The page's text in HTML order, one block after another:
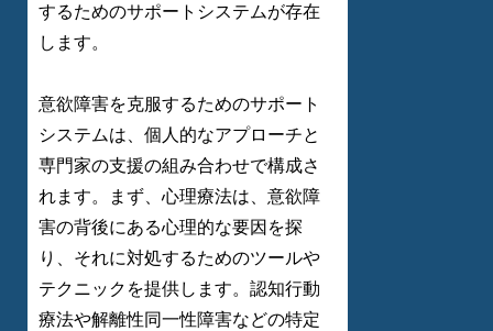
するためのサポートシステムが存在
します。
意欲障害を克服するためのサポート
システムは、個人的なアプローチと
専門家の支援の組み合わせで構成さ
れます。まず、心理療法は、意欲障
害の背後にある心理的な要因を探
り、それに対処するためのツールや
テクニックを提供します。認知行動
療法や解離性同一性障害などの特定